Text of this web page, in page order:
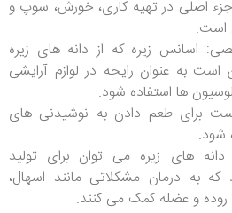
اصلی در تهیه کاری، خورش، سوپ و
است.
اسانس زیره که از دانه های زیره
به عنوان رایحه در لوازم آرایشی
ها استفاده شود.
برای طعم دادن به نوشیدنی های
شود.
دانه های زیره می توان برای تولید
که به درمان مشکلاتی مانند اسهال،
روده و عضله کمک می کنند.